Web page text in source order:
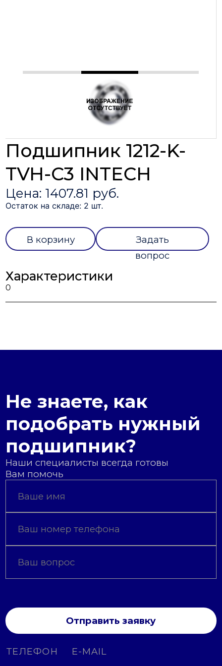
Подшипник 1212-K-
TVH-C3 INTECH
Цена: 1407.81 руб.
Остаток на складе: 2 шт.
В корзину
Задать
вопрос
Характеристики
0
Не знаете, как
подобрать нужный
подшипник?
Наши специалисты всегда готовы
Вам помочь
Отправить заявку
ТЕЛЕФОН E-MAIL